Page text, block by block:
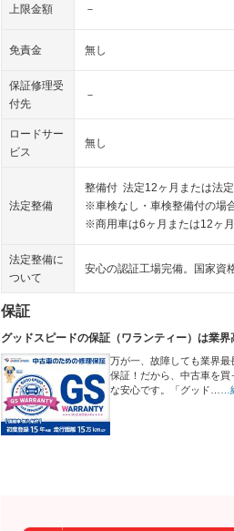
上限金額 －
免責金 無し
保証修理受
付先
－
ロードサー
ビス
無し
法定整備
整備付 法定12ヶ月または法
※車検なし・車検整備付の場
※商用車は6ヶ月または12ヶ
法定整備に
ついて
安心の認証工場完備。国家資
保証
グッドスピードの保証（ワランティー）は業界
万が一、故障しても業界最
保証！だから、中古車を買
な安心です。「グッド…
…